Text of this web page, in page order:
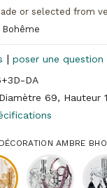
or selected from
| poser une question
DA
69, Hauteur
AMBRE